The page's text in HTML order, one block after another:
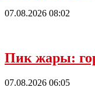
07.08.2026 08:02
Пик жары:
07.08.2026 06:05